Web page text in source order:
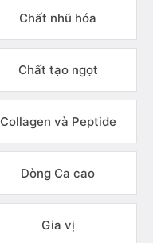
Chất nhũ hóa
Chất tạo ngọt
Collagen và Peptide
Dòng Ca cao
Gia vị